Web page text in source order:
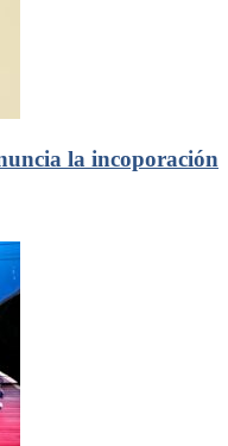
la incoporación